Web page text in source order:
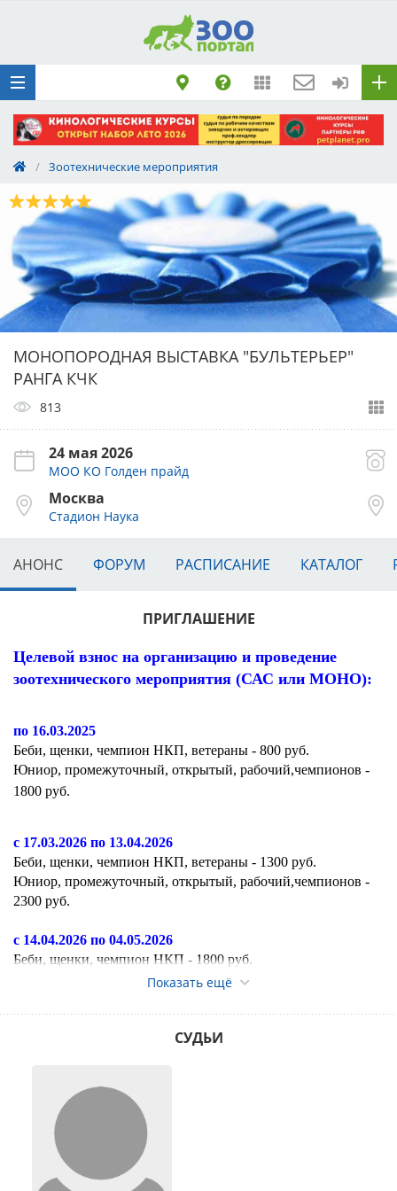
/ Зоотехнические мероприятия
МОНОПОРОДНАЯ ВЫСТАВКА "БУЛЬТЕРЬЕР"
РАНГА КЧК
813
24 мая 2026
МОО КО Голден прайд
Москва
Стадион Наука
АНОНС ФОРУМ РАСПИСАНИЕ КАТАЛОГ
ПРИГЛАШЕНИЕ
Целевой взнос на организацию и проведение
зоотехнического мероприятия (САС или МОНО):
по 16.03.2025
Беби, щенки, чемпион НКП, ветераны - 800 руб.
Юниор, промежуточный, открытый, рабочий,чемпионов -
1800 руб.
с 17.03.2026 по 13.04.2026
Беби, щенки, чемпион НКП, ветераны - 1300 руб.
Юниор, промежуточный, открытый, рабочий,чемпионов -
2300 руб.
с 14.04.2026 по 04.05.2026
Беби, щенки, чемпион НКП - 1800 руб.
Юниор, промежуточный, открытый, рабочий,чемпионов -
Ветераны - 1500 руб.
Юниор, промежуточный, открытый, рабочий,чемпионов -
3300 руб.
Ветераны - 1700 руб.
с 19.05.2026 по 22.05.2026
Показать ещё
СУДЬИ
метрики
Поездку
Обращение